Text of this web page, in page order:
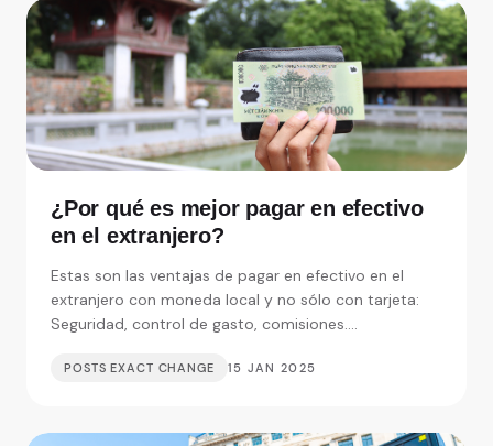
¿Por qué es mejor pagar en efectivo
en el extranjero?
Estas son las ventajas de pagar en efectivo en el
extranjero con moneda local y no sólo con tarjeta:
Seguridad, control de gasto, comisiones....
POSTS EXACT CHANGE 15 JAN 2025